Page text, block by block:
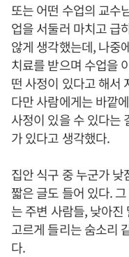
또는 어떤 수업의 교수
업을 서둘러 마치고 급
않게 생각했는데, 나중
치료를 받으며 수업을
떤 사정이 있다고 해서
다만 사람에게는 바깥
사정이 있을 수 있다는
가 있다고 생각했다.
집안 식구 중 누군가
짧은 글도 들어 있다.
는 주변 사람들, 낮아
고르게 들리는 숨소리
다.